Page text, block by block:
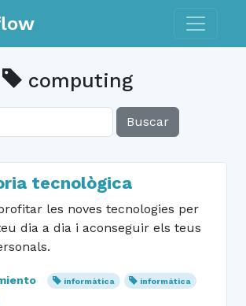
Toggle
computing
Buscar
tecnològica
les noves tecnologies per
dia a dia i aconseguir els teus
informàtica
informática